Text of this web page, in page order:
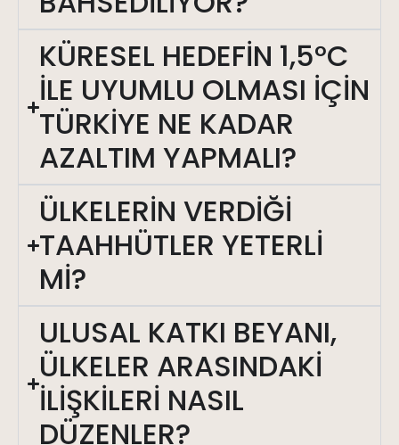
KÜRESEL HEDEFİN 1,5°C
İLE UYUMLU OLMASI İÇİN
TÜRKİYE NE KADAR
AZALTIM YAPMALI?
ÜLKELERİN VERDİĞİ
TAAHHÜTLER YETERLİ
Mİ?
ULUSAL KATKI BEYANI,
ÜLKELER ARASINDAKİ
İLİŞKİLERİ NASIL
DÜZENLER?